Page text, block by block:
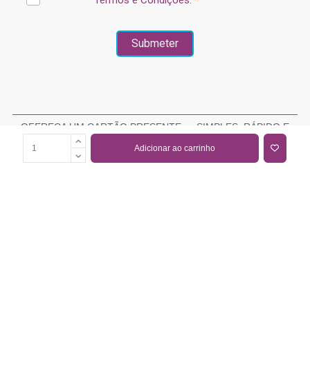
Adicionar ao carrinho
OFEREÇA UM CARTÃO PRESENTE — SIMPLES, RÁPIDO E
ELEGANTE